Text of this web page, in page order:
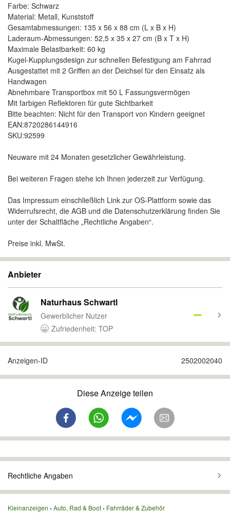
Farbe: Schwarz
Material: Metall, Kunststoff
Gesamtabmessungen: 135 x 56 x 88 cm (L x B x H)
Laderaum-Abmessungen: 52,5 x 35 x 27 cm (B x T x H)
Maximale Belastbarkeit: 60 kg
Kugel-Kupplungsdesign zur schnellen Befestigung am Fahrrad
Ausgestattet mit 2 Griffen an der Deichsel für den Einsatz als
Handwagen
Abnehmbare Transportbox mit 50 L Fassungsvermögen
Mit farbigen Reflektoren für gute Sichtbarkeit
Bitte beachten: Nicht für den Transport von Kindern geeignet
EAN:8720286144916
SKU:92599
Neuware mit 24 Monaten gesetzlicher Gewährleistung.
Bei weiteren Fragen stehe ich Ihnen jederzeit zur Verfügung.
Das Impressum einschließlich Link zur OS-Plattform sowie das
Widerrufsrecht, die AGB und die Datenschutzerklärung finden Sie
unter der Schaltfläche „Rechtliche Angaben“.
Preise inkl. MwSt.
Anbieter
Naturhaus Schwartl
Gewerblicher Nutzer
Zufriedenheit: TOP
Anzeigen-ID 2502002040
Diese Anzeige teilen
Rechtliche Angaben
Kleinanzeigen Auto, Rad & Boot Fahrräder & Zubehör